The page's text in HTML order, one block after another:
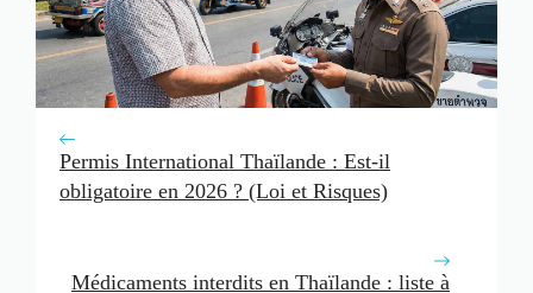
Permis International Thaïlande : Est-il
obligatoire en 2026 ? (Loi et Risques)
Médicaments interdits en Thaïlande : liste à